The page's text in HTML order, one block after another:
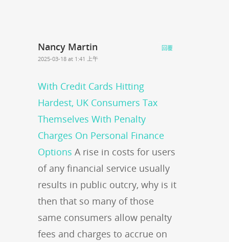
Nancy Martin
2025-03-18 at 1:41 上午
With Credit Cards Hitting
Hardest, UK Consumers Tax
Themselves With Penalty
Charges On Personal Finance
Options A rise in costs for users
of any financial service usually
results in public outcry, why is it
then that so many of those
same consumers allow penalty
fees and charges to accrue on
回覆